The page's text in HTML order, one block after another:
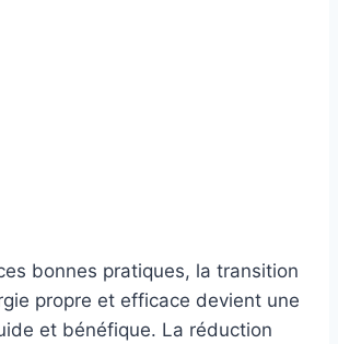
bonnes pratiques, la transition
propre et efficace devient une
et bénéfique. La réduction